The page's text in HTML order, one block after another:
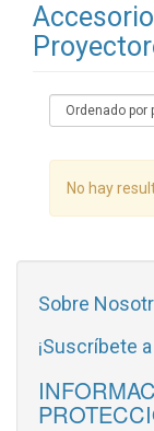
No hay
Sobre
¡Suscríbete